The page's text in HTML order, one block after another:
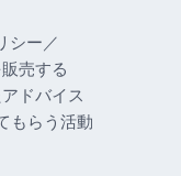
シー／
売する
ドバイス
もらう活動